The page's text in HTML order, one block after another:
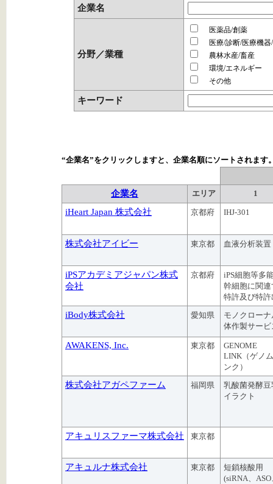
企業名
分野／業種
医薬品/創薬
医療/診断/医療機器
農林水産/畜産
環境/エネルギー
その他
キーワード
“企業名”をクリックしますと、企業名順にソートされます
企業名 エリア 1
iHeart Japan 株式会社 京都府 IHJ-301
株式会社アイビー 東京都 血液分析装置
iPSアカデミアジャパン株式
会社
京都府
iPS細胞等多
幹細胞に関連
特許及び特許
iBody株式会社 愛知県
モノクローナ
体作製サービ
AWAKENS, Inc. 東京都
GENOME
LINK（ゲノ
ンク）
株式会社アガペファーム 福岡県
乳酸菌発酵豆
イラクト
アキュリスファーマ株式会社 東京都
アキュルナ株式会社 東京都
短鎖核酸用
(siRNA、ASO